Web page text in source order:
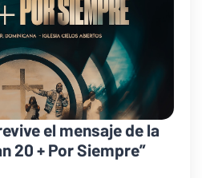
el mensaje de la
20 + Por Siempre”